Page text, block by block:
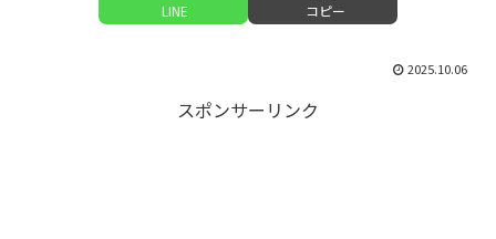
LINE コピー
2025.10.06
スポンサーリンク